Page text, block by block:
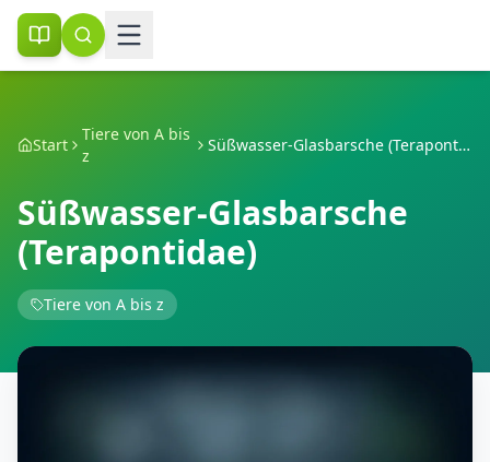
Start
Tiere von A bis
z
Süßwasser-Glasbarsche (Terapontidae)
Süßwasser-Glasbarsche
(Terapontidae)
Tiere von A bis z